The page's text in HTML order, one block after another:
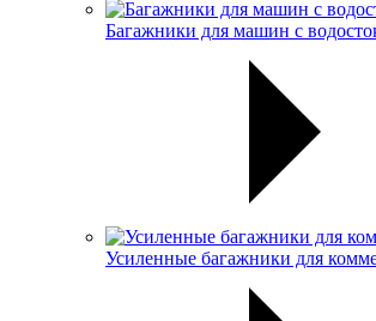
Багажники для машин с
Усиленные багажники для